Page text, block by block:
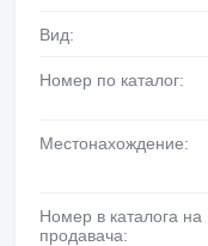
Вид:
Номер по каталог:
Местонахождение:
Номер в каталога на
продавача: